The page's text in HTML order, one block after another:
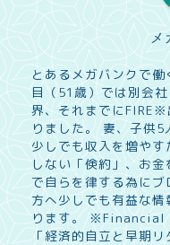
メ
とあるメガバンクで
目（51歳）では別会
界、それまでに
りました。 妻、子供5
少しでも収入を増や
しない「倹約」、お
で自らを律する為に
方へ少しでも有益な
ります。
「経済的自立と早期リ